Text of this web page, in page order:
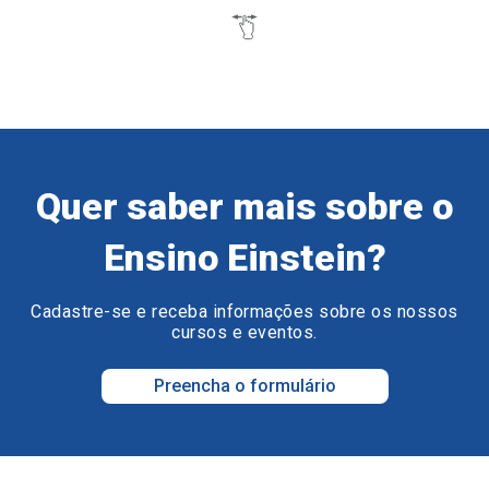
Quer saber mais sobre o
Ensino Einstein?
Cadastre-se e receba informações sobre os nossos
cursos e eventos.
Preencha o formulário